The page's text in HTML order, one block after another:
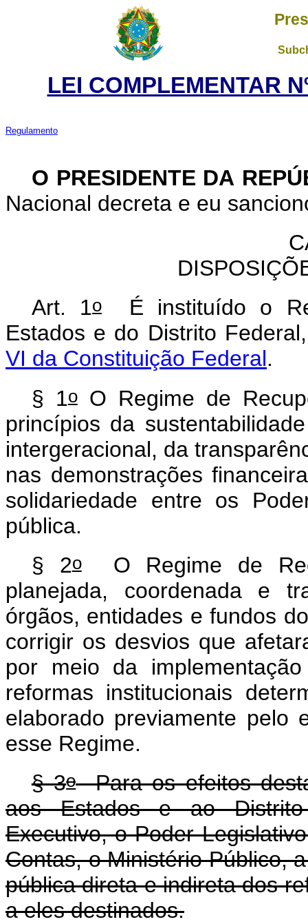
LEI COMPLEMENTAR
Regulamento
O PRESIDENTE DA
Nacional decreta e eu
Art. 1oÉ instituído o
Estados e do Distrito
VI da Constituição Federal.
§ 1oO Regime de
princípios da
intergeracional, da
nas demonstrações
solidariedade entre os
pública.
§ 2oO Regime de
planejada, coordenada e
órgãos, entidades e fundos
corrigir os desvios que
por meio da
reformas institucionais
elaborado previamente pelo
esse Regime.
§ 3oPara os efeitos
aos Estados e ao
Executivo, o Poder
Contas, o Ministério Público,
pública direta e indireta dos
a eles destinados.